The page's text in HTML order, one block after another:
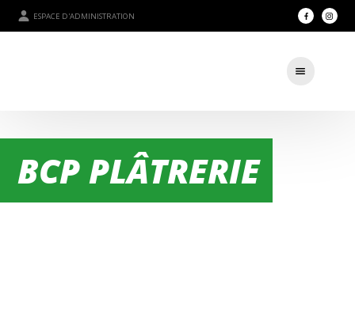
ESPACE D'ADMINISTRATION
BCP PLÂTRERIE